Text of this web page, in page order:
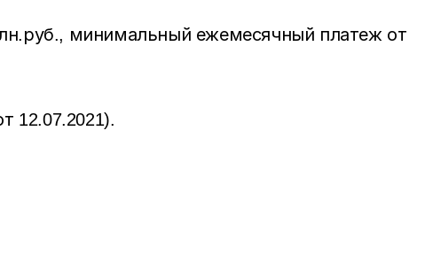
минимальный ежемесячный платеж от
12.07.2021).